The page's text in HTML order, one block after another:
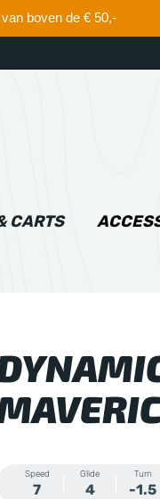
boven de € 50,-
CARTS
Speed
7
Glide
4
Turn
-1.5